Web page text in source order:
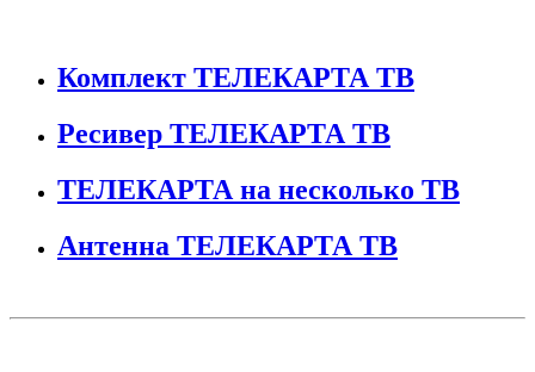
Комплект ТЕЛЕКАРТА ТВ
Ресивер ТЕЛЕКАРТА ТВ
ТЕЛЕКАРТА на несколько ТВ
Антенна ТЕЛЕКАРТА ТВ